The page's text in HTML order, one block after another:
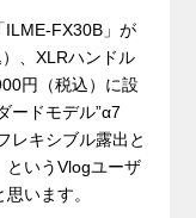
ILME-FX30B」が
、XLRハンドル
円（税込）に設
ードモデル”α7
レキシブル露出と
というVlogユーザ
います。